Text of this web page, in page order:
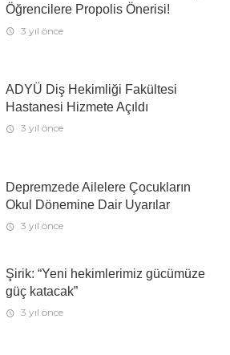
Öğrencilere Propolis Önerisi!
3 yıl önce
ADYÜ Diş Hekimliği Fakültesi
Hastanesi Hizmete Açıldı
3 yıl önce
Depremzede Ailelere Çocukların
Okul Dönemine Dair Uyarılar
3 yıl önce
Şirik: “Yeni hekimlerimiz gücümüze
güç katacak”
3 yıl önce